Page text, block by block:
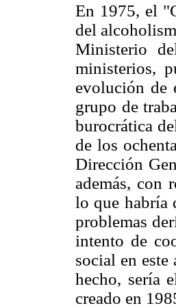
En 1975, el
del
Ministerio
ministerios,
evolución de
grupo de
burocrática
de los
Dirección
además, con
lo que habría
problemas
intento de
social en este
hecho, sería
creado en